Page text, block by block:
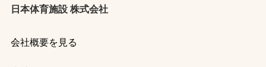
日本体育施設 株式会社
会社概要を見る